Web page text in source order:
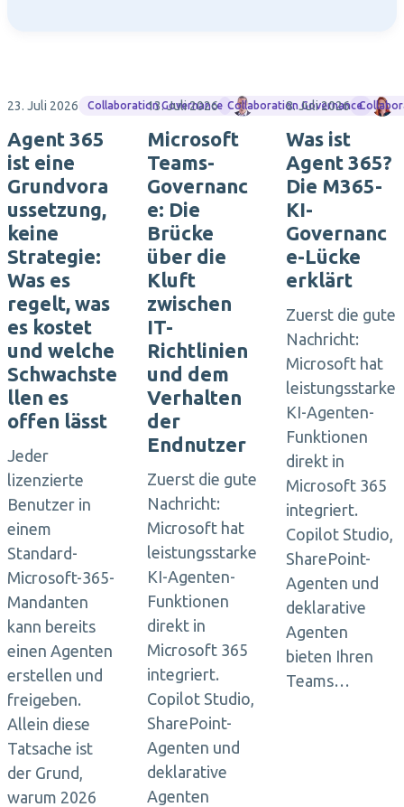
23. Juli 2026 Collaboration Governance James Westlake
Agent 365
ist eine
Grundvora
ussetzung,
keine
Strategie:
Was es
regelt, was
es kostet
und welche
Schwachste
llen es
offen lässt
Jeder
lizenzierte
Benutzer in
einem
Standard-
Microsoft-365-
Mandanten
kann bereits
einen Agenten
erstellen und
freigeben.
Allein diese
Tatsache ist
der Grund,
warum 2026
13. Juli 2026 Collaboration Governance
Microsoft
Teams-
Governanc
e: Die
Brücke
über die
Kluft
zwischen
IT-
Richtlinien
und dem
Verhalten
der
Endnutzer
Zuerst die gute
Nachricht:
Microsoft hat
leistungsstarke
KI-Agenten-
Funktionen
direkt in
Microsoft 365
integriert.
Copilot Studio,
SharePoint-
Agenten und
deklarative
Agenten
8. Juli 2026
Was ist
Agent 365?
Die M365-
KI-
Governanc
e-Lücke
erklärt
Zuerst die gute
Nachricht:
Microsoft hat
leistungsstarke
KI-Agenten-
Funktionen
direkt in
Microsoft 365
integriert.
Copilot Studio,
SharePoint-
Agenten und
deklarative
Agenten
bieten Ihren
Teams…